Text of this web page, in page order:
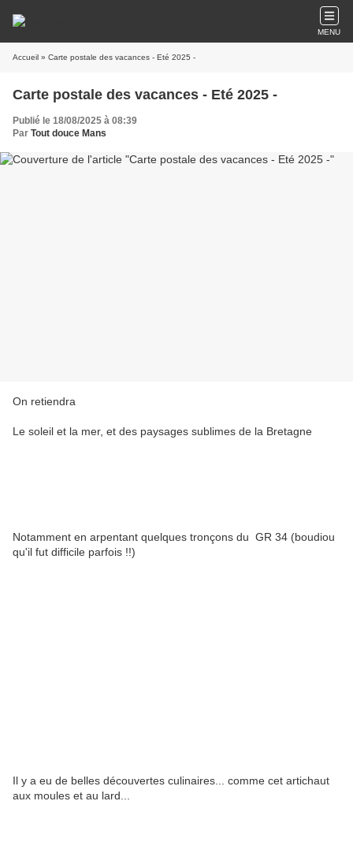
MENU
Accueil » Carte postale des vacances - Eté 2025 -
Carte postale des vacances - Eté 2025 -
Publié le 18/08/2025 à 08:39
Par Tout douce Mans
On retiendra
Le soleil et la mer, et des paysages sublimes de la Bretagne
Notamment en arpentant quelques tronçons du GR 34 (boudiou
qu'il fut difficile parfois !!)
Il y a eu de belles découvertes culinaires... comme cet artichaut
aux moules et au lard...